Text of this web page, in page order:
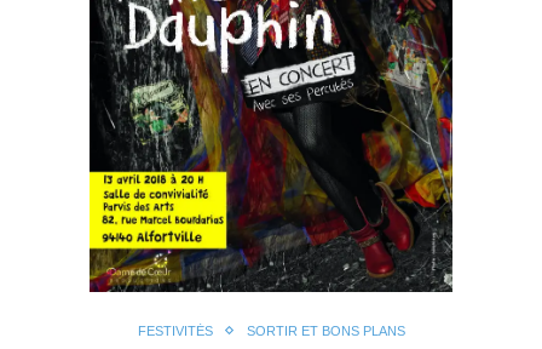
FESTIVITÉS SORTIR ET BONS PLANS